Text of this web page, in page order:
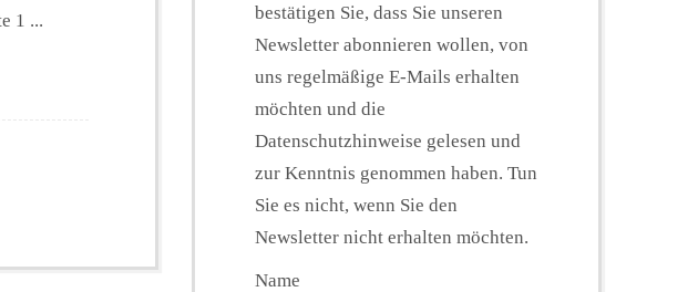
1 ...
bestätigen Sie, dass Sie unseren
Newsletter abonnieren wollen, von
uns regelmäßige E-Mails erhalten
möchten und die
Datenschutzhinweise gelesen und
zur Kenntnis genommen haben. Tun
Sie es nicht, wenn Sie den
Newsletter nicht erhalten möchten.
Name